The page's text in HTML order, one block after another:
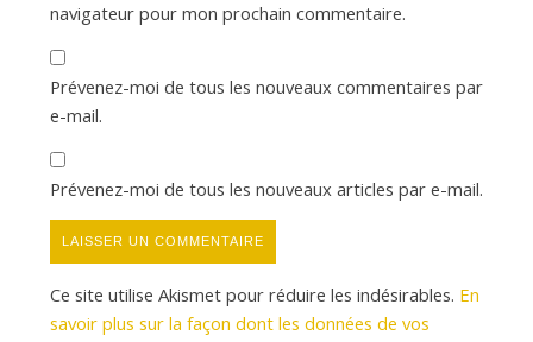
navigateur pour mon prochain commentaire.
Prévenez-moi de tous les nouveaux commentaires par
e-mail.
Prévenez-moi de tous les nouveaux articles par e-mail.
Ce site utilise Akismet pour réduire les indésirables. En
savoir plus sur la façon dont les données de vos